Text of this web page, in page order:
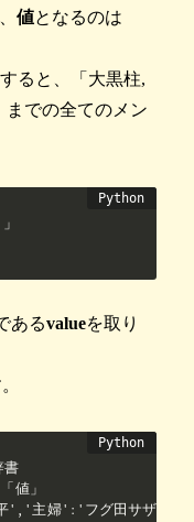
値となるのは
ると、「大黒柱,
までの全てのメン
あるvalueを取り
書
値」
','主婦':'フグ田サザ